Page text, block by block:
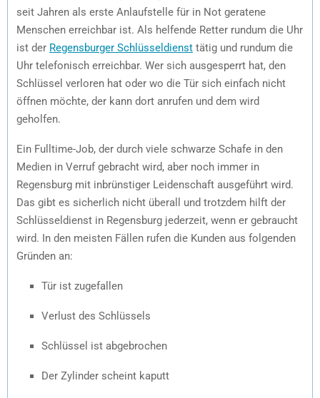
seit Jahren als erste Anlaufstelle für in Not geratene
Menschen erreichbar ist. Als helfende Retter rundum die Uhr
ist der Regensburger Schlüsseldienst tätig und rundum die
Uhr telefonisch erreichbar. Wer sich ausgesperrt hat, den
Schlüssel verloren hat oder wo die Tür sich einfach nicht
öffnen möchte, der kann dort anrufen und dem wird
geholfen.
Ein Fulltime-Job, der durch viele schwarze Schafe in den
Medien in Verruf gebracht wird, aber noch immer in
Regensburg mit inbrünstiger Leidenschaft ausgeführt wird.
Das gibt es sicherlich nicht überall und trotzdem hilft der
Schlüsseldienst in Regensburg jederzeit, wenn er gebraucht
wird. In den meisten Fällen rufen die Kunden aus folgenden
Gründen an:
Tür ist zugefallen
Verlust des Schlüssels
Schlüssel ist abgebrochen
Der Zylinder scheint kaputt